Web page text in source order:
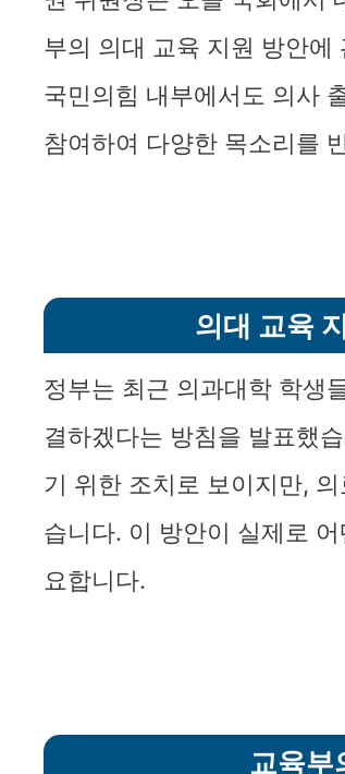
부의 의대 교육 지원 방안
국민의힘 내부에서도 의사
참여하여 다양한 목소리를
의대 교육
정부는 최근 의과대학 학생
결하겠다는 방침을 발표했
기 위한 조치로 보이지만,
습니다. 이 방안이 실제로
요합니다.
교육부